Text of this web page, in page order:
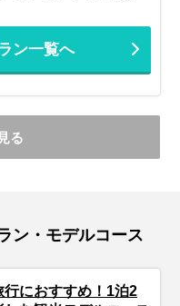
ン一覧へ
る
ン・モデルコース
におすすめ！1泊2